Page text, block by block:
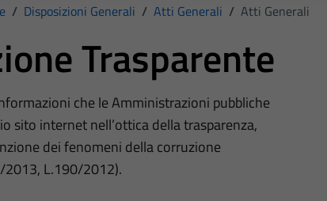
/ Disposizioni Generali / Atti Generali / Atti Generali
Trasparente
che le Amministrazioni pubbliche
sito internet nell’ottica della trasparenza,
dei fenomeni della corruzione
L.190/2012).